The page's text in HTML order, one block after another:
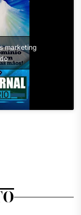
marketing